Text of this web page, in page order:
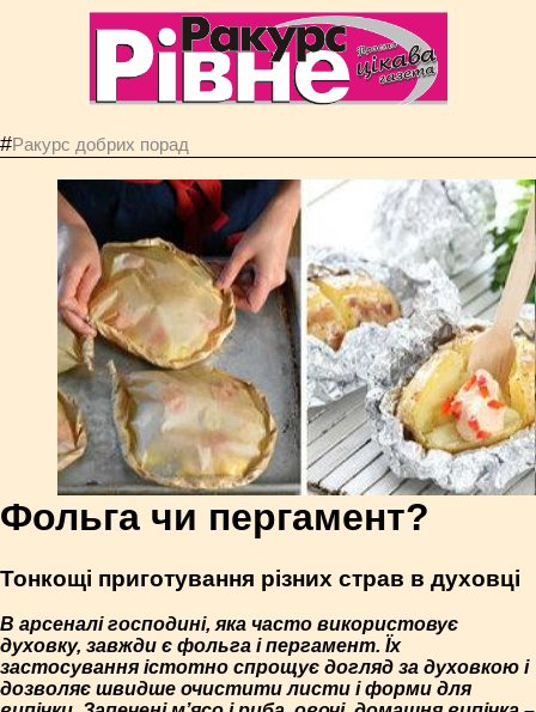
#Ракурс добрих порад
Фольга чи пергамент?
Тонкощі приготування різних страв в духовці
В арсеналі господині, яка часто використовує
духовку, завжди є фольга і пергамент. Їх
застосування істотно спрощує догляд за духовкою і
дозволяє швидше очистити листи і форми для